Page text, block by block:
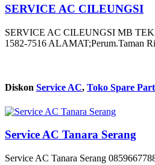
SERVICE AC CILEUNGSI
SERVICE AC CILEUNGSI MB
1582-7516 ALAMAT;Perum.Taman
Diskon Service AC, Toko Spare
Service AC Tanara Serang
Service AC Tanara Serang